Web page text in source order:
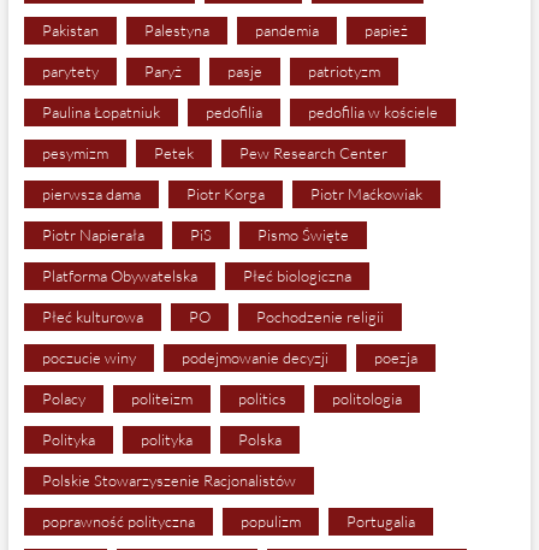
Pakistan Palestyna pandemia papież
parytety Paryż pasje patriotyzm
Paulina Łopatniuk pedofilia pedofilia w kościele
pesymizm Petek Pew Research Center
pierwsza dama Piotr Korga Piotr Maćkowiak
Piotr Napierała PiS Pismo Święte
Platforma Obywatelska Płeć biologiczna
Płeć kulturowa PO Pochodzenie religii
poczucie winy podejmowanie decyzji poezja
Polacy politeizm politics politologia
Polityka polityka Polska
Polskie Stowarzyszenie Racjonalistów
poprawność polityczna populizm Portugalia